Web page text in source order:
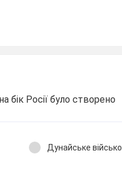
бік Росії було створено
Дунайське військо